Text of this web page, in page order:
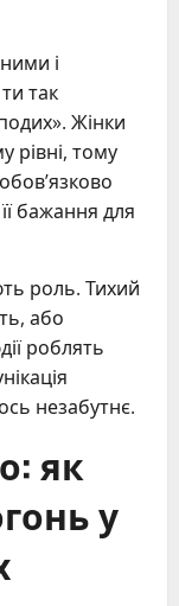
і
так
Жінки
рівні, тому
бажання для
роль. Тихий
або
роблять
незабутнє.
як
у